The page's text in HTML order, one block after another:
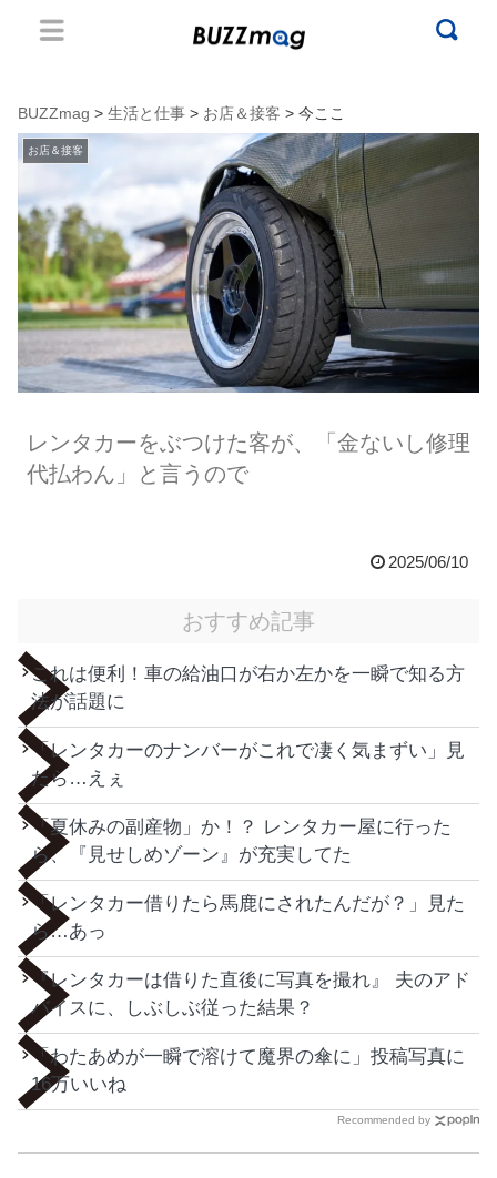
BUZZmag > 生活と仕事 > お店＆接客 > 今ここ
お店＆接客
レンタカーをぶつけた客が、「金ないし修理
代払わん」と言うので
2025/06/10
おすすめ記事
これは便利！車の給油口が右か左かを一瞬で知る方
法が話題に
「レンタカーのナンバーがこれで凄く気まずい」見
たら…えぇ
「夏休みの副産物」か！？ レンタカー屋に行った
ら、『見せしめゾーン』が充実してた
「レンタカー借りたら馬鹿にされたんだが？」見た
ら…あっ
『レンタカーは借りた直後に写真を撮れ』 夫のアド
バイスに、しぶしぶ従った結果？
「わたあめが一瞬で溶けて魔界の傘に」投稿写真に
16万いいね
Recommended by